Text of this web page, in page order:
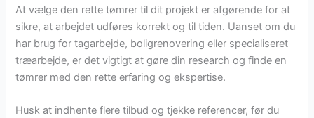
At vælge den rette tømrer til dit projekt er afgørende for at
sikre, at arbejdet udføres korrekt og til tiden. Uanset om du
har brug for tagarbejde, boligrenovering eller specialiseret
træarbejde, er det vigtigt at gøre din research og finde en
tømrer med den rette erfaring og ekspertise.
Husk at indhente flere tilbud og tjekke referencer, før du